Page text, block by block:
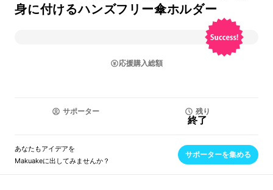
身に付けるハンズフリー傘ホルダー
応援購入総額
サポーター 残り
終了
あなたもアイデアを
Makuakeに出してみませんか？
サポーターを集める